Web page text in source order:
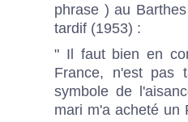
phrase ) au
tardif (1953) :
" Il faut bien en
France, n'est pas
symbole de
mari m'a acheté un